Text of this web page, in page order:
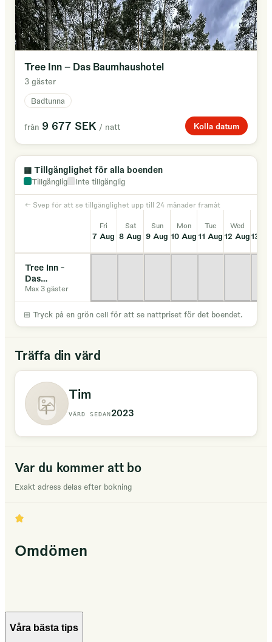
Tree Inn - Das Baumhaushotel
3 gäster
Badtunna
från 9 677 SEK / natt Kolla datum
▦ Tillgänglighet för alla boenden
Tillgänglig Inte tillgänglig
← Svep för att se tillgänglighet upp till 24 månader framåt
Fri
7 Aug
Sat
8 Aug
Sun
9 Aug
Mon
10 Aug
Tue
11 Aug
Wed
12 Aug13
Tree Inn -
Das
Baumhaushotel
Max 3 gäster
⊞ Tryck på en grön cell för att se nattpriset för det boendet.
Träffa din värd
T
Tim
VÄRD SEDAN 2023
Var du kommer att bo
Exakt adress delas efter bokning
Omdömen
Våra bästa tips